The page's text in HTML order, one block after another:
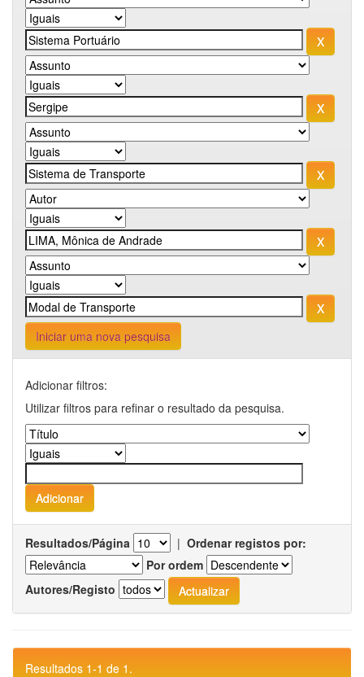
Iniciar uma nova pesquisa
Adicionar filtros:
Utilizar filtros para refinar o resultado da pesquisa.
Resultados/Página | Ordenar registos por:
Por ordem
Autores/Registo
Resultados 1-1 de 1.